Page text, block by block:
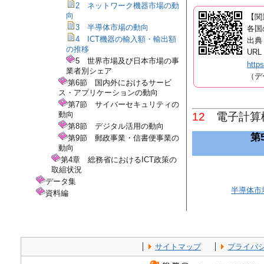
【
各国
出典
URL
（
12 電子計算
第
半導体
2 ネットワーク機器市場の動
向
3 半導体市場の動向
4 ICT機器の輸入額・輸出額
の推移
5 世界市場及び日本市場の事
業者別シェア
第6節 国内外におけるサービ
ス・アプリケーションの動向
第7節 サイバーセキュリティの
動向
第8節 デジタル活用の動向
第9節 郵政事業・信書便事業の
動向
第4章 総務省におけるICT政策の
取組状況
データ集
資料編
サイトマップ プライバ